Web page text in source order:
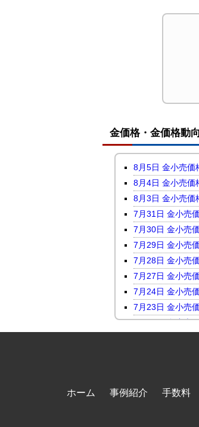
金価格・金価格動向
8月5日 金小売価
8月4日 金小売価
8月3日 金小売価
7月31日 金小売
7月30日 金小売
7月29日 金小売
7月28日 金小売
7月27日 金小売
7月24日 金小売
7月23日 金小売
7月22日 金小売
7月17日 金小売
7月16日 金小売
7月14日 金小売
7月13日 金小売
ホーム 事例紹介 手数料